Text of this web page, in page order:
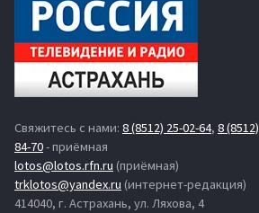
Свяжитесь с нами: 8 (8512) 25-02-64, 8
84-70- приёмная
lotos@lotos.rfn.ru (приёмная)
trklotos@yandex.ru (интернет-редакция)
414040, г. Астрахань, ул. Ляхова, 4